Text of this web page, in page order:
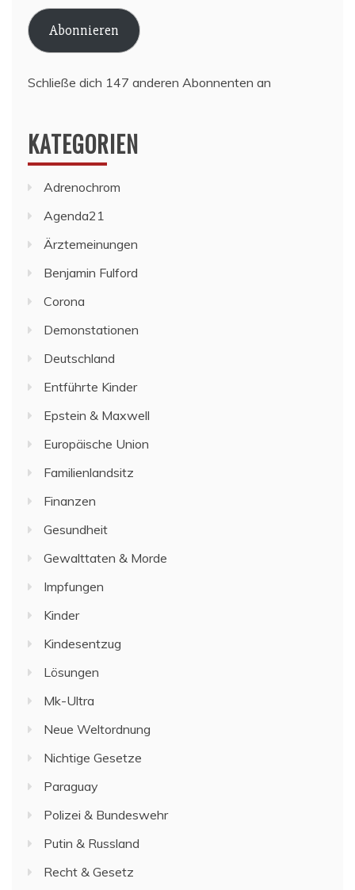
Adresse
Abonnieren
Schließe dich 147 anderen Abonnenten an
KATEGORIEN
Adrenochrom
Agenda21
Ärztemeinungen
Benjamin Fulford
Corona
Demonstationen
Deutschland
Entführte Kinder
Epstein & Maxwell
Europäische Union
Familienlandsitz
Finanzen
Gesundheit
Gewalttaten & Morde
Impfungen
Kinder
Kindesentzug
Lösungen
Mk-Ultra
Neue Weltordnung
Nichtige Gesetze
Paraguay
Polizei & Bundeswehr
Putin & Russland
Recht & Gesetz